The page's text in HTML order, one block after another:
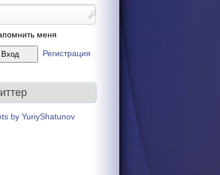
меня
Регистрация
by YuriyShatunov